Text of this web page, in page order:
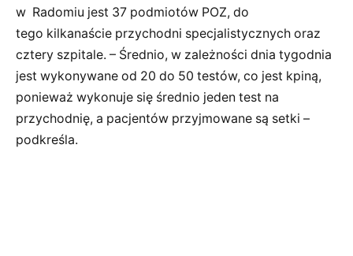
w Radomiu jest 37 podmiotów POZ, do
tego kilkanaście przychodni specjalistycznych oraz
cztery szpitale. – Średnio, w zależności dnia tygodnia
jest wykonywane od 20 do 50 testów, co jest kpiną,
ponieważ wykonuje się średnio jeden test na
przychodnię, a pacjentów przyjmowane są setki –
podkreśla.